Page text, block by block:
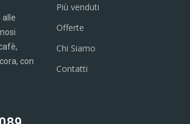
alle
con
Più venduti
Offerte
Chi Siamo
Contatti